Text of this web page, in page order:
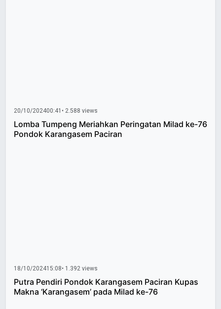
20/10/202400:41 • 2.588 views
Lomba Tumpeng Meriahkan Peringatan Milad ke-76
Pondok Karangasem Paciran
18/10/202415:08• 1.392 views
Putra Pendiri Pondok Karangasem Paciran Kupas
Makna ‘Karangasem’ pada Milad ke-76